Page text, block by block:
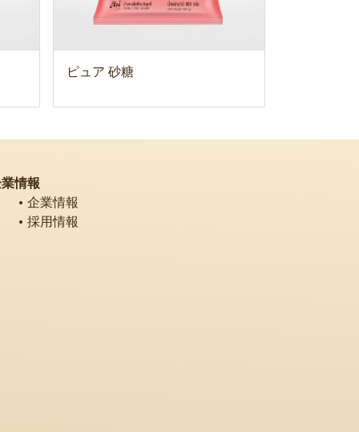
ピュア 砂糖
情報
企業情報
採用情報